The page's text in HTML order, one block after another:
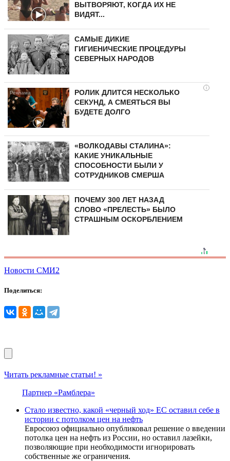
ВЫТВОРЯЮТ, КОГДА ИХ НЕ
ВИДЯТ...
САМЫЕ ДИКИЕ
ГИГИЕНИЧЕСКИЕ ПРОЦЕДУРЫ
СЕВЕРНЫХ НАРОДОВ
i
РОЛИК ДЛИТСЯ НЕСКОЛЬКО
СЕКУНД, А СМЕЯТЬСЯ ВЫ
БУДЕТЕ ДОЛГО
«ВОЛКОДАВЫ СТАЛИНА»:
КАКИЕ УНИКАЛЬНЫЕ
СПОСОБНОСТИ БЫЛИ У
СОТРУДНИКОВ СМЕРША
ПОЧЕМУ 300 ЛЕТ НАЗАД
СЛОВО «ПРЕЛЕСТЬ» БЫЛО
СТРАШНЫМ ОСКОРБЛЕНИЕМ
Новости СМИ2
Поделиться:
Читать рекламные статьи! »
Партнер «Рамблера»
Стало известно, какой «черный ход» ЕС оставил себе в
истории с потолком цен на нефть
Евросоюз официально опубликовал решение о введении
потолка цен на нефть из России, но оставил лазейки,
позволяющие при необходимости игнорировать
собственные же ограничения.